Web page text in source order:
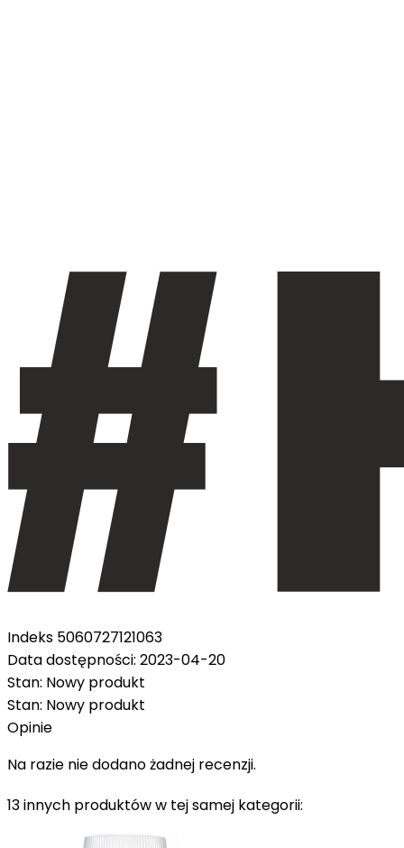
Indeks 5060727121063
Data dostępności: 2023-04-20
Stan: Nowy produkt
Stan: Nowy produkt
Opinie
Na razie nie dodano żadnej recenzji.
13 innych produktów w tej samej kategorii: